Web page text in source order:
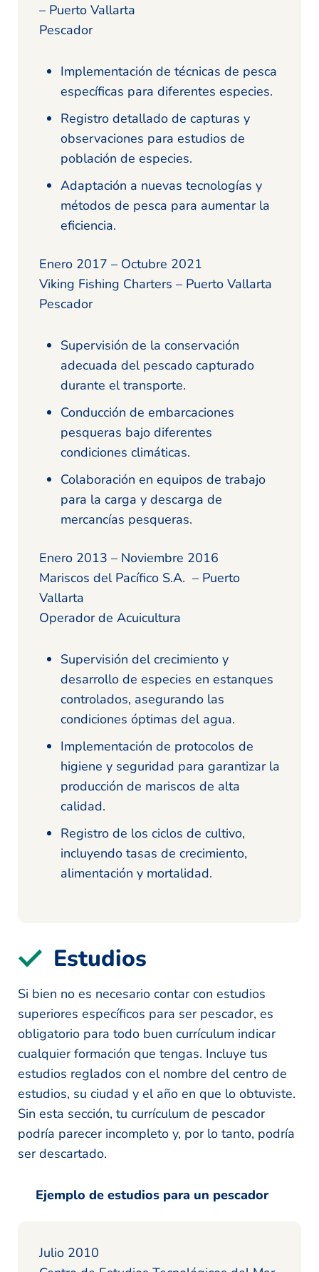
– Puerto Vallarta
Pescador
Implementación de técnicas de pesca
específicas para diferentes especies.
Registro detallado de capturas y
observaciones para estudios de
población de especies.
Adaptación a nuevas tecnologías y
métodos de pesca para aumentar la
eficiencia.
Enero 2017 – Octubre 2021
Viking Fishing Charters – Puerto Vallarta
Pescador
Supervisión de la conservación
adecuada del pescado capturado
durante el transporte.
Conducción de embarcaciones
pesqueras bajo diferentes
condiciones climáticas.
Colaboración en equipos de trabajo
para la carga y descarga de
mercancías pesqueras.
Enero 2013 – Noviembre 2016
Mariscos del Pacífico S.A. – Puerto
Vallarta
Operador de Acuicultura
Supervisión del crecimiento y
desarrollo de especies en estanques
controlados, asegurando las
condiciones óptimas del agua.
Implementación de protocolos de
higiene y seguridad para garantizar la
producción de mariscos de alta
calidad.
Registro de los ciclos de cultivo,
incluyendo tasas de crecimiento,
alimentación y mortalidad.
Estudios
Si bien no es necesario contar con estudios
superiores específicos para ser pescador, es
obligatorio para todo buen currículum indicar
cualquier formación que tengas. Incluye tus
estudios reglados con el nombre del centro de
estudios, su ciudad y el año en que lo obtuviste.
Sin esta sección, tu currículum de pescador
podría parecer incompleto y, por lo tanto, podría
ser descartado.
Ejemplo de estudios para un pescador
Julio 2010